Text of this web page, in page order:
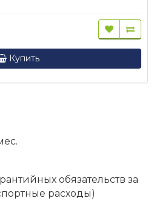
Купить
обязательств за
расходы)